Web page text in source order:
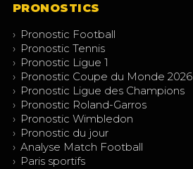
PRONOSTICS
› Pronostic Football
› Pronostic Tennis
› Pronostic Ligue 1
› Pronostic Coupe du Monde 2026
› Pronostic Ligue des Champions
› Pronostic Roland-Garros
› Pronostic Wimbledon
› Pronostic du jour
› Analyse Match Football
› Paris sportifs